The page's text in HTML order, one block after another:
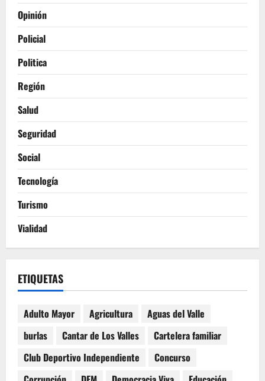
Opinión
Policial
Politica
Región
Salud
Seguridad
Social
Tecnología
Turismo
Vialidad
ETIQUETAS
Adulto Mayor Agricultura
Aguas del Valle
burlas
Cantar de Los Valles
Cartelera familiar
Club Deportivo Independiente
Concurso